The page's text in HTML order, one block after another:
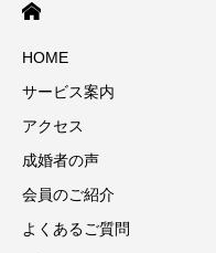
HOME
サービス案内
アクセス
成婚者の声
会員のご紹介
よくあるご質問